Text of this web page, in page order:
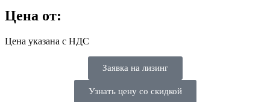
Цена от:
Цена указана с НДС
Заявка на лизинг
Узнать цену со скидкой